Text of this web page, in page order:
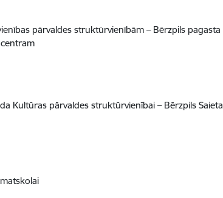
pārvaldes struktūrvienībām – Bērzpils pagasta
Kultūras pārvaldes struktūrvienībai – Bērzpils Saieta